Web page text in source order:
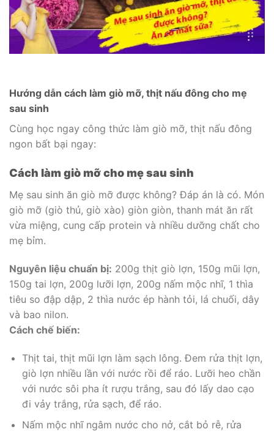
Hướng dẫn cách làm giò mỡ, thịt nấu đông cho mẹ
sau sinh
Cùng học ngay công thức làm giò mỡ, thịt nấu đông
ngon bất bại ngay:
Cách làm giò mỡ cho mẹ sau sinh
Mẹ sau sinh ăn giò mỡ được không? Đáp án là có. Món
giò mỡ (giò thủ, giò xào) giòn giòn, thanh mát ăn rất
vừa miệng, cung cấp protein và nhiều dưỡng chất cho
mẹ bỉm.
Nguyên liệu chuẩn bị: 200g thịt giò lợn, 150g mũi lợn,
150g tai lợn, 200g lưỡi lợn, 200g nấm mộc nhĩ, 1 thìa
tiêu so đập dập, 2 thìa nước ép hành tỏi, lá chuối, dây
và bao nilon.
Cách chế biến:
Thịt tai, thịt mũi lợn làm sạch lông. Đem rửa thịt lợn,
giò lợn nhiều lần với nước rồi để ráo. Lưỡi heo chần
với nước sôi pha ít rượu trắng, sau đó lấy dao cạo
đi vảy trắng, rửa sạch, để ráo.
Nấm mộc nhĩ ngâm nước cho nở, cắt bỏ rễ, rửa